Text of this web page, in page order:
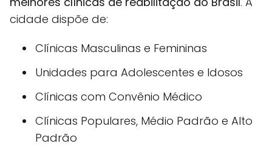
cidade dispõe de:
Clínicas Masculinas e Femininas
Unidades para Adolescentes e Idosos
Clínicas com Convênio Médico
Clínicas Populares, Médio Padrão e Alto
Padrão